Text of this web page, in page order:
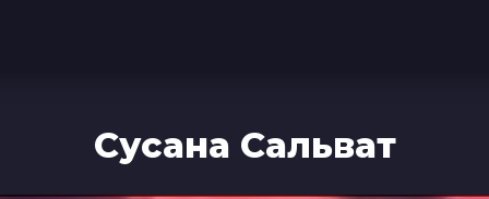
Сусана Сальват